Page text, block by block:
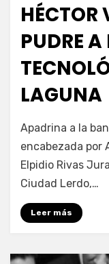
HÉCTOR
PUDRE
LAGUNA
por Enrique
Apadrina a la
encabezada por
Elpidio Rivas
Ciudad Lerdo,…
Leer más